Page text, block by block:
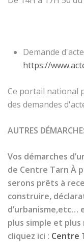
Demande
https://
Ce portail national
des demandes
AUTRES
Vos démarches
de Centre Tarn À
serons prêts à
construire,
d’urbanisme,etc…
plus simple et
cliquez ici : Centre